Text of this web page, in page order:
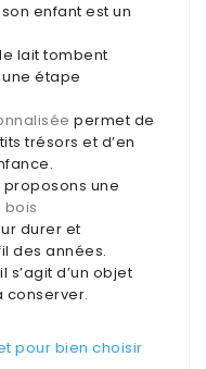
enfant est un
lait tombent
étape
permet de
trésors et d’en
proposons une
bois
durer et
des années.
s’agit d’un objet
conserver.
pour bien choisir